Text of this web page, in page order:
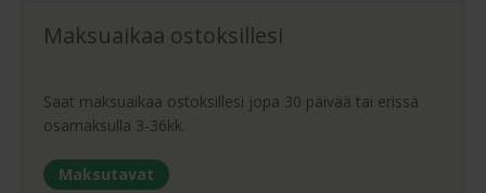
Maksuaikaa ostoksillesi
Saat maksuaikaa ostoksillesi jopa 30 päivää tai erissä
osamaksulla 3-36kk.
Maksutavat